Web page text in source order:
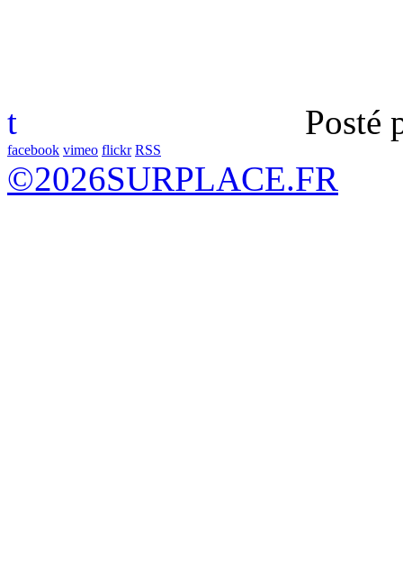
t Posté
facebook vimeo flickr RSS
©2026SURPLACE.FR